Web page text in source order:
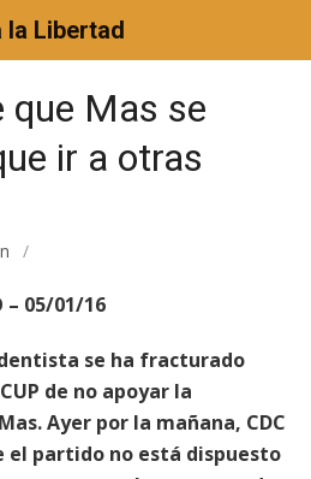
la Libertad
que Mas se
ir a otras
/
– 05/01/16
se ha fracturado
de no apoyar la
Ayer por la mañana, CDC
el partido no está dispuesto